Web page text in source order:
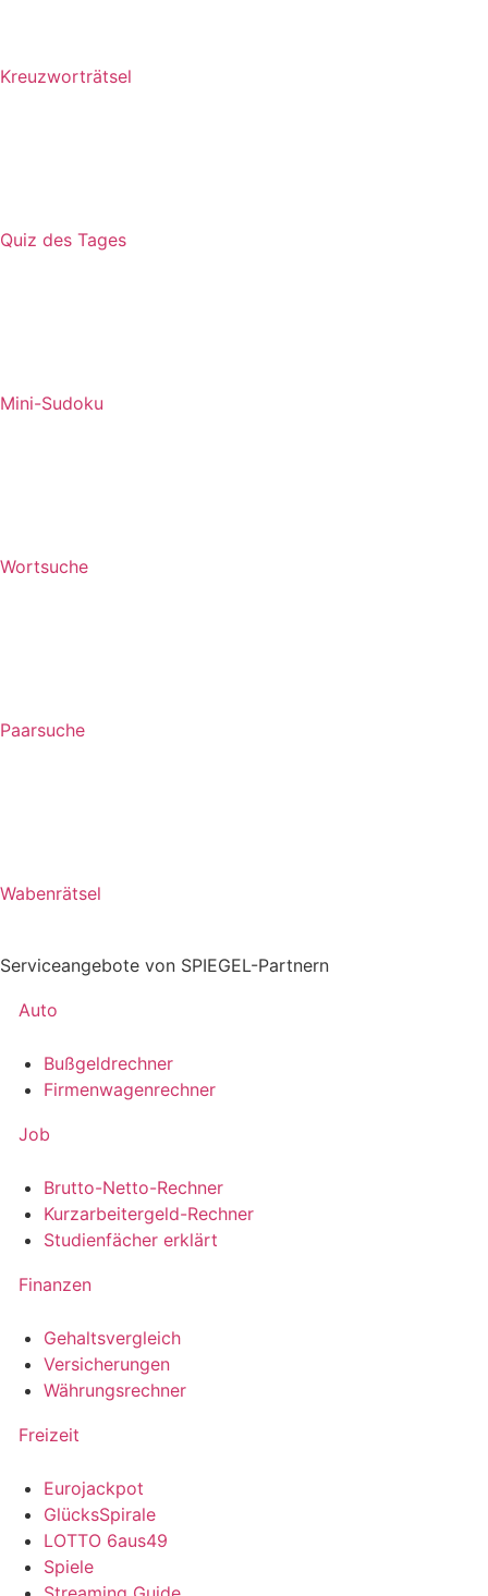
Kreuzworträtsel
Quiz des Tages
Mini-Sudoku
Wortsuche
Paarsuche
Wabenrätsel
Serviceangebote von SPIEGEL-Partnern
Auto
Bußgeldrechner
Firmenwagenrechner
Job
Brutto-Netto-Rechner
Kurzarbeitergeld-Rechner
Studienfächer erklärt
Finanzen
Gehaltsvergleich
Versicherungen
Währungsrechner
Freizeit
Eurojackpot
GlücksSpirale
LOTTO 6aus49
Spiele